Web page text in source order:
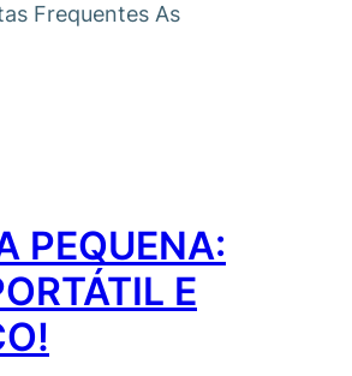
Frequentes As
PEQUENA:
E